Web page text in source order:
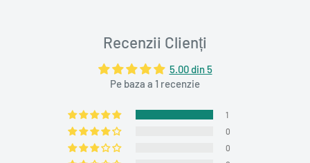
Recenzii Clienți
5.00 din 5
Pe baza a 1 recenzie
1
0
0